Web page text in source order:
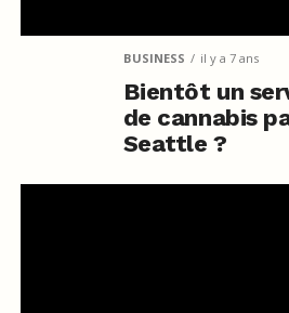
BUSINESS il y a 7 ans
Bientôt un
de cannabis
Seattle ?